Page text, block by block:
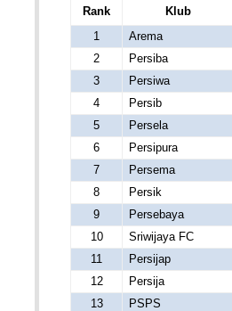
Rank
Klub
1
Arema
2
Persiba
3
Persiwa
4
Persib
5
Persela
6
Persipura
7
Persema
8
Persik
9
Persebaya
10
Sriwijaya FC
11
Persijap
12
Persija
13
PSPS